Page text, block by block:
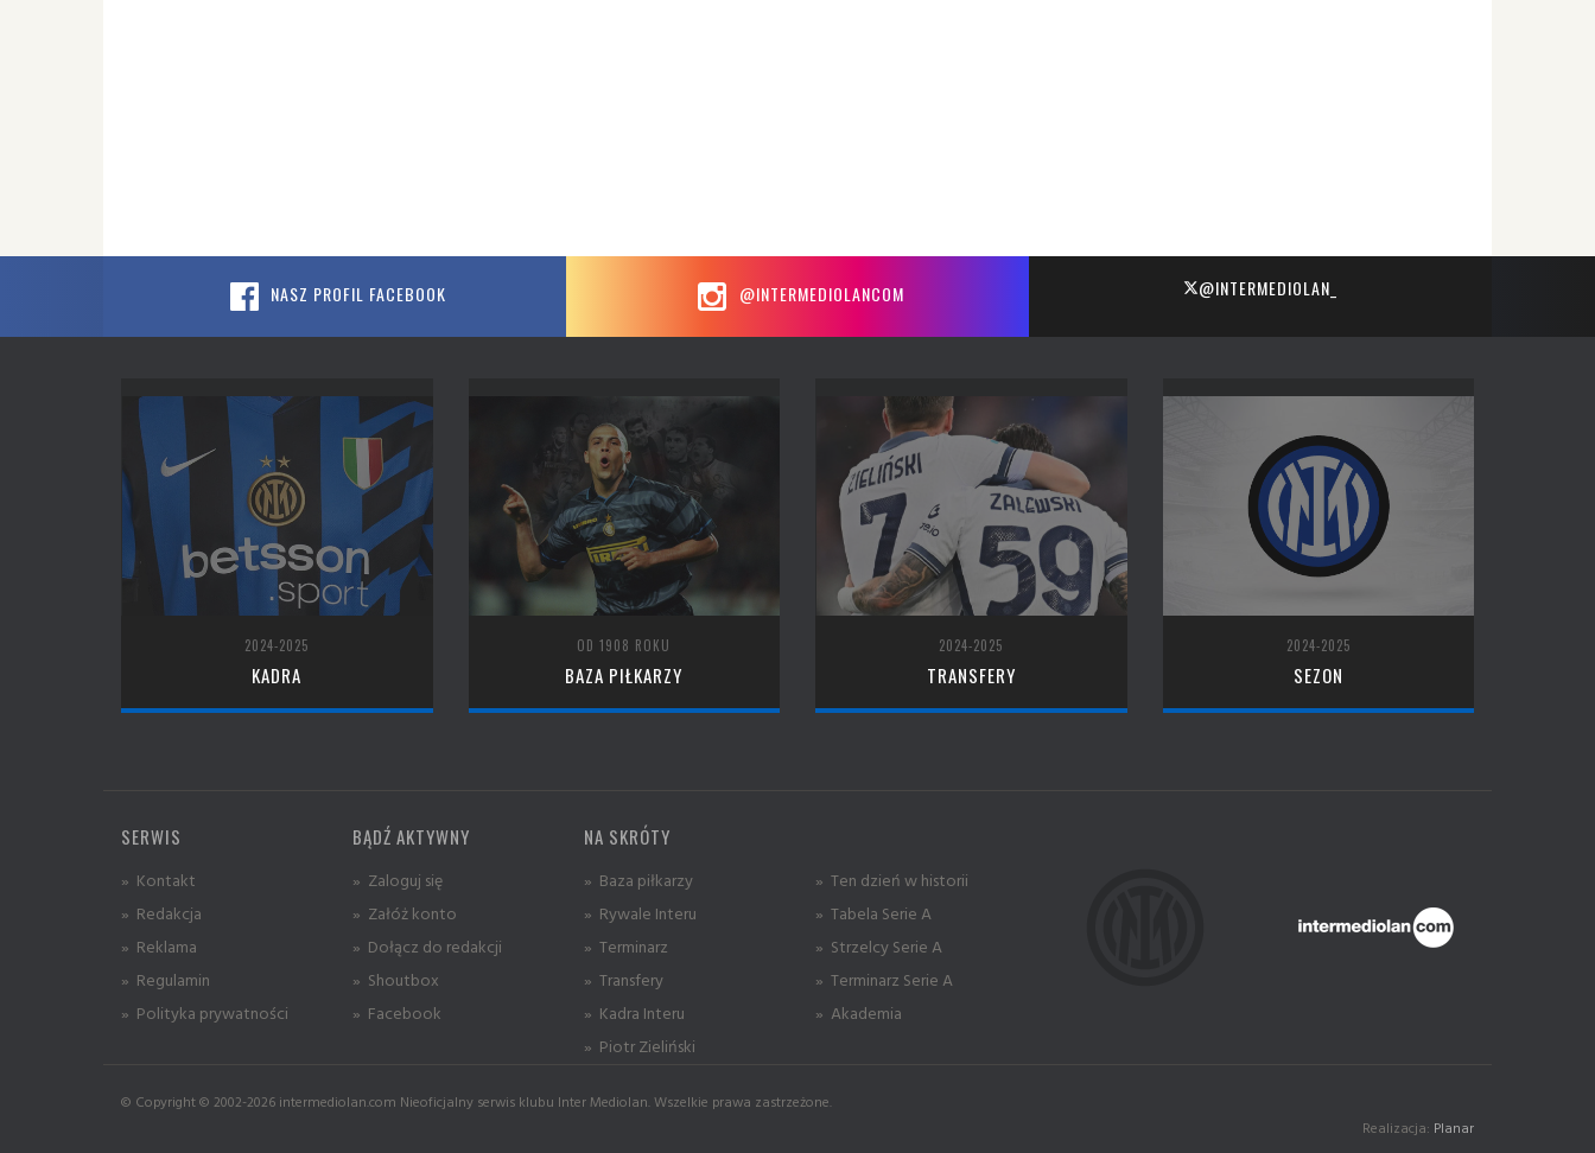
NASZ PROFIL FACEBOOK @INTERMEDIOLANCOM @INTERMEDIOLAN_
2024-2025
KADRA
OD 1908 ROKU
BAZA PIŁKARZY
2024-2025
TRANSFERY
2024-2025
SEZON
SERWIS
» Kontakt
» Redakcja
» Reklama
» Regulamin
» Polityka prywatności
BĄDŹ AKTYWNY
» Zaloguj się
» Załóż konto
» Dołącz do redakcji
» Shoutbox
» Facebook
NA SKRÓTY
» Baza piłkarzy
» Rywale Interu
» Terminarz
» Transfery
» Kadra Interu
» Piotr Zieliński
» Ten dzień w historii
» Tabela Serie A
» Strzelcy Serie A
» Terminarz Serie A
» Akademia
© Copyright © 2002-2026 intermediolan.com Nieoficjalny serwis klubu Inter Mediolan. Wszelkie prawa zastrzeżone.
Realizacja: Planar